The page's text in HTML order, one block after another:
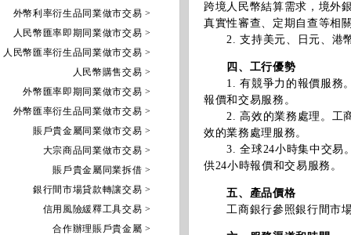
外幣利率衍生品同業做市交易 >
人民幣匯率即期同業做市交易 >
人民幣匯率衍生品同業做市交易 >
人民幣購售交易 >
外幣匯率即期同業做市交易 >
外幣匯率衍生品同業做市交易 >
賬戶貴金屬同業做市交易 >
大宗商品同業做市交易 >
賬戶貴金屬同業拆借 >
銀行間市場貸款轉讓交易 >
信用風險緩釋工具交易 >
合作辦理賬戶貴金屬 >
跨境人民幣結算需求，境外
真實性審查、定期自查等相
2. 支持美元、日元、港幣
四、工行優勢
1. 有競爭力的報價服務。
報價和交易服務。
2. 高效的業務處理。工商
效的業務處理服務。
3. 全球24小時集中交易。
供24小時報價和交易服務。
五、產品價格
工商銀行參照銀行間市場